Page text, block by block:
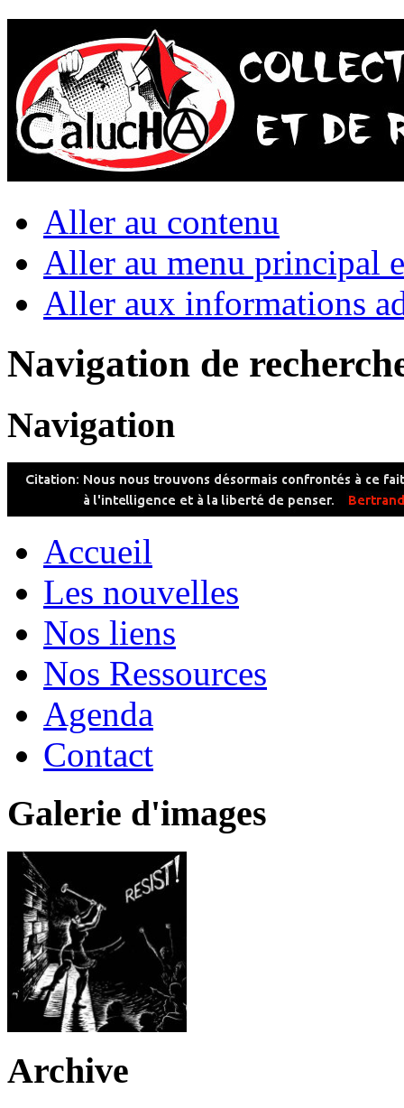
Aller au contenu
Aller au menu principal
Aller aux informations
Navigation de
Navigation
Accueil
Les nouvelles
Nos liens
Nos Ressources
Agenda
Contact
Galerie d'images
Archive